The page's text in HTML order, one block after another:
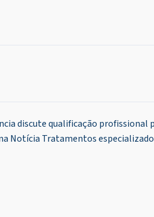
discute qualificação
Notícia Tratamentos